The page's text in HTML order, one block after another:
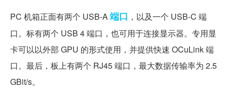
PC 机箱正面有两个 USB-A 端口 ，以及一个 USB-C 端
口。标有两个 USB 4 端口，也可用于连接显示器。专用显
卡可以以外部 GPU 的形式使用，并提供快速 OCuLink 端
口。最后，板上有两个 RJ45 端口，最大数据传输率为 2.5
GBit/s。